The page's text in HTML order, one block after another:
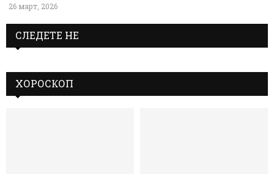
26 март, 2026
СЛЕДЕТЕ НЕ
ХОРОСКОП